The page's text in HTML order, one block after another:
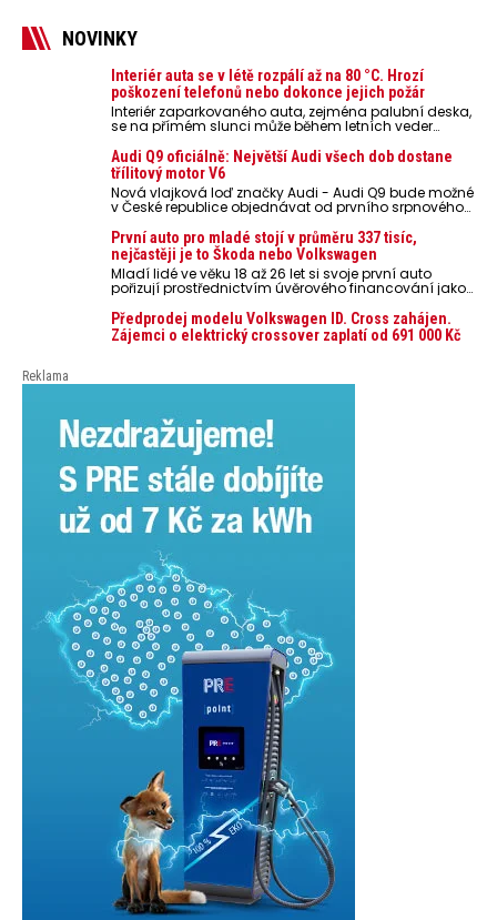
NOVINKY
Interiér auta se v létě rozpálí až na 80 °C. Hrozí
poškození telefonů nebo dokonce jejich požár
Interiér zaparkovaného auta, zejména palubní deska,
se na přímém slunci může během letních veder
nebezpečí pro odložené mobilní telefony, powerbanky
nebo notebooky. Můžou urychlit stárnutí baterií,
poškodit elektroniku a ve výjimečných případech i
zvýšit riziko požáru.
Audi Q9 oficiálně: Největší Audi všech dob dostane
třílitový motor V6
Nová vlajková loď značky Audi - Audi Q9 bude možné
v České republice objednávat od prvního srpnového
První auto pro mladé stojí v průměru 337 tisíc,
nejčastěji je to Škoda nebo Volkswagen
Mladí lidé ve věku 18 až 26 let si svoje první auto
pořizují prostřednictvím úvěrového financování jako
auto. Průměrná pořizovací cena vozu dosahuje 337
tisíc korun a průměrná financovaná částka
přesahuje 251 tisíc korun. Vyplývá to z dat Leasingu
Předprodej modelu Volkswagen ID. Cross zahájen.
Zájemci o elektrický crossover zaplatí od 691 000 Kč
Reklama